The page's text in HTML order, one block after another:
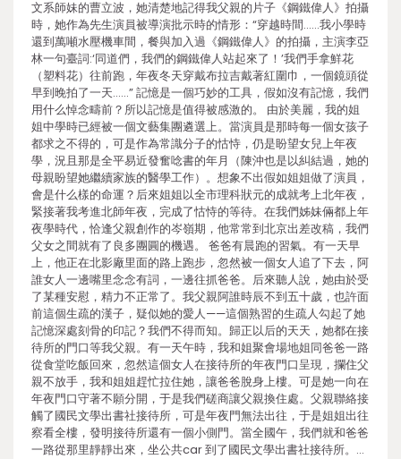
文系師妹的曹立波，她清楚地記得我父親的片子《鋼鐵偉人》拍攝
時，她作為先生演員被導演批示時的情形：“穿越時間……我小學時
還到萬噸水壓機車間，餐與加入過《鋼鐵偉人》的拍攝，主演李亞
林一句臺詞:‘同道們，我們的鋼鐵偉人站起來了！’我們手拿鮮花
（塑料花）往前跑，年夜冬天穿戴布拉吉戴著紅圍巾，一個鏡頭從
早到晚拍了一天……” 記憶是一個巧妙的工具，假如沒有記憶，我們
用什么悼念疇前？所以記憶是值得被感激的。 由於美麗，我的姐
姐中學時已經被一個文藝集團遴選上。當演員是那時每一個女孩子
都求之不得的，可是作為常識分子的怙恃，仍是盼望女兒上年夜
學，況且那是全平易近發奮唸書的年月（陳沖也是以糾結過，她的
母親盼望她繼續家族的醫學工作）。想象不出假如姐姐做了演員，
會是什么樣的命運？后來姐姐以全市理科狀元的成就考上北年夜，
緊接著我考進北師年夜，完成了怙恃的等待。在我們姊妹倆都上年
夜學時代，恰逢父親創作的岑嶺期，他常常到北京出差改稿，我們
父女之間就有了良多團圓的機遇。 爸爸有晨跑的習氣。有一天早
上，他正在北影廠里面的路上跑步，忽然被一個女人追了下去，阿
誰女人一邊嘴里念念有詞，一邊往抓爸爸。后來聽人說，她由於受
了某種安慰，精力不正常了。我父親阿誰時辰不到五十歲，也許面
前這個生疏的漢子，疑似她的愛人——這個熟習的生疏人勾起了她
記憶深處刻骨的印記？我們不得而知。歸正以后的天天，她都在接
待所的門口等我父親。有一天午時，我和姐聚會場地姐同爸爸一路
從食堂吃飯回來，忽然這個女人在接待所的年夜門口呈現，攔住父
親不放手，我和姐姐趕忙拉住她，讓爸爸脫身上樓。可是她一向在
年夜門口守著不願分開，于是我們磋商讓父親換住處。父親聯絡接
觸了國民文學出書社接待所，可是年夜門無法出往，于是姐姐出往
察看全樓，發明接待所還有一個小側門。當全國午，我們就和爸爸
一路從那里靜靜出來，坐公共car 到了國民文學出書社接待所。…